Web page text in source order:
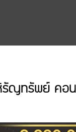
ญทรัพย์ คอ